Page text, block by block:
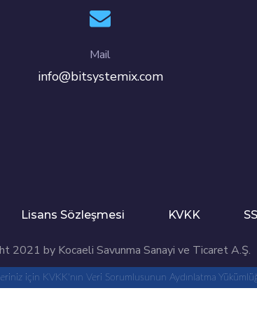
Mail
info@bitsystemix.com
Lisans Sözleşmesi KVKK
2021 by Kocaeli Savunma Sanayi ve Ticaret A.Ş.
için KVKK'nın Veri Sorumlusunun Aydınlatma